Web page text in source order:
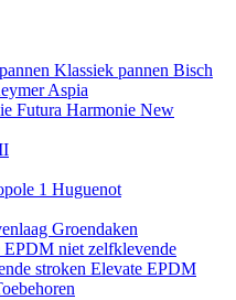
Klassiek pannen Bisch
Aspia
Futura Harmonie New
1 Huguenot
Groendaken
EPDM niet zelfklevende
stroken Elevate EPDM